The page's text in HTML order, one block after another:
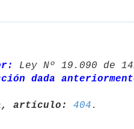
Ley Nº 19.090 de
dada
artículo:
404